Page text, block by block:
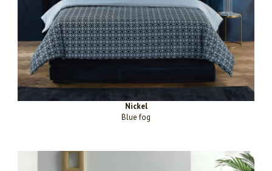
Nickel
Blue fog